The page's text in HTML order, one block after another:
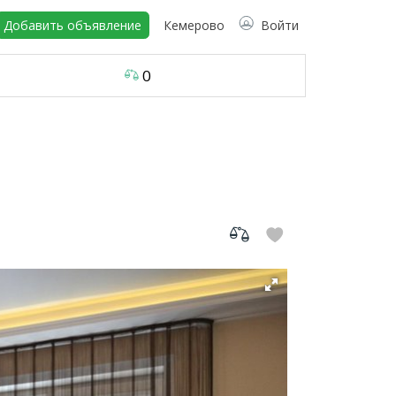
Добавить объявление Кемерово Войти
0